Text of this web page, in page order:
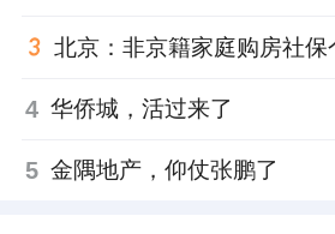
4 华侨城，活过来了
5 金隅地产，仰仗张鹏了